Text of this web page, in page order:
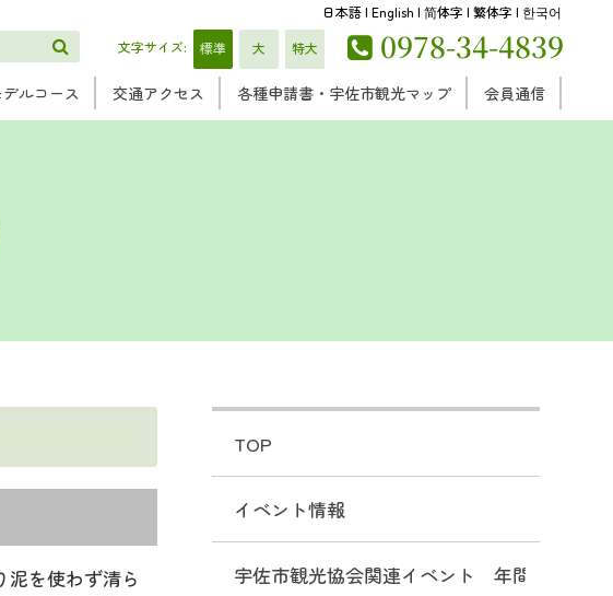
日本語| English | 简体字 | 繁体字 | 한국어
 0978-34-4839
デルコース 交通アクセス 各種申請書・宇佐市観光マップ 会員通信
文字サイズ: 標準 大 特大
検索
を使わず清ら
TOP
イベント情報
宇佐市観光協会関連イベント 年間予定表